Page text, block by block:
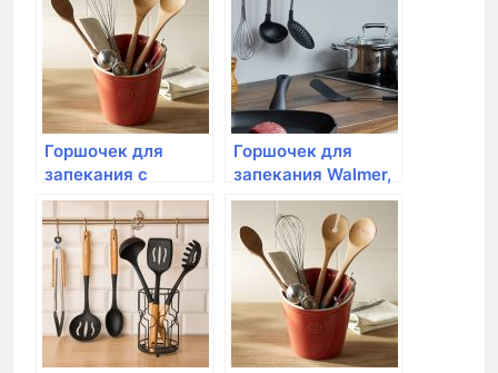
Горшочек для
запекания c
крышкой Walmer,
Duck, 9см
Горшочек для
запекания Walmer,
IRON-BLACK, с
крышкой, 400мл